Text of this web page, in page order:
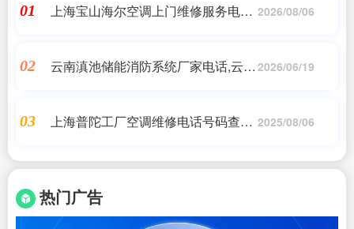
01
上海宝山海尔空调上门维修服务电话, 2026/08/06
02
云南滇池储能消防系统厂家电话,云南 2026/06/19
03
上海普陀工厂空调维修电话号码查询 2025/08/06
热门广告